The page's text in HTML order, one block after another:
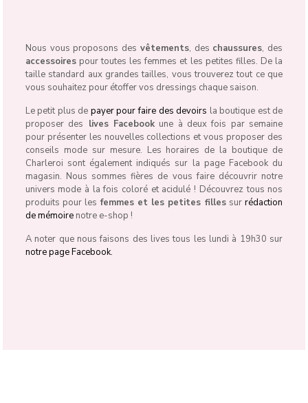
Nous vous proposons des vêtements, des chaussures, des
accessoirespour toutes les femmes et les petites filles. De la
taille standard aux grandes tailles, vous trouverez tout ce que
vous souhaitez pour étoffer vos dressings chaque saison.
Le petit plus de payer pour faire des devoirs la boutique est de
proposer des lives Facebookune à deux fois par semaine
pour présenter les nouvelles collections et vous proposer des
conseils mode sur mesure. Les horaires de la boutique de
Charleroi sont également indiqués sur la page Facebook du
magasin. Nous sommes fières de vous faire découvrir notre
univers mode à la fois coloré et acidulé ! Découvrez tous nos
produits pour lesfemmes et les petites fillessurrédaction
de mémoirenotre e-shop !
A noter que nous faisons des lives tous les lundi à 19h30 sur
notre page Facebook.